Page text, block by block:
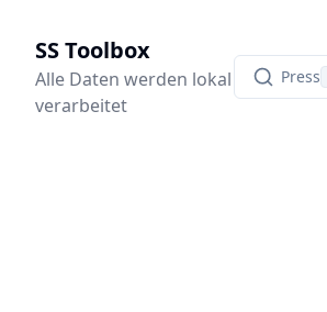
SS Toolbox
Alle Daten werden lokal
verarbeitet
Press